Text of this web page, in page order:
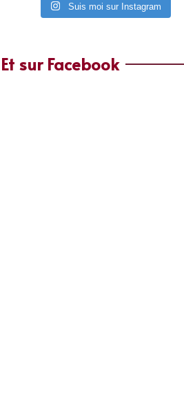
Suis moi sur Instagram
Et sur Facebook